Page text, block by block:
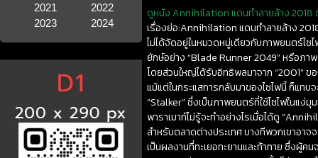
2021
2022
2023
2024
ดูหนัง Annihilation แดนทำลายล้าง 2018
เรื่องย่อ:Annihilation แดนทำลายล้าง
ไม่ได้จัดอยู่ในหมวดหมู่เดียวกับภาพยนตร์ไซ
ยักษ์อย่าง “Blade Runner 2049” หรือภา
โดยส่วนใหญ่ได้รับอิทธิพลมาจาก “2001”
แม้แต่ในกระแสการกลับมาของไซไฟนี้ ก็แท
“Stalker” ซึ่งเป็นภาพยนตร์ที่ใช้ไซไฟในแง่
พาราเมาท์ไม่รู้จะทำอย่างไรเมื่อได้ดู
สำหรับตลาดต่างประเทศ บางทีพวกเขาอา
เป็นผลงานที่ทะเยอทะยานและท้าทาย ซึ่งผู้